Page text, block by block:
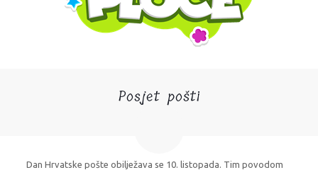
Posjet pošti
Dan Hrvatske pošte obilježava se 10. listopada. Tim povodom